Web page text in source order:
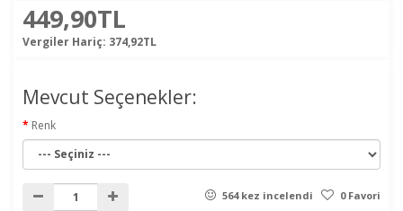
449,90TL
Vergiler Hariç: 374,92TL
Mevcut Seçenekler:
Renk
564 kez incelendi 0 Favori